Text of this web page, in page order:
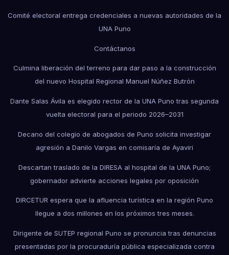
Comité electoral entrega credenciales a nuevas autoridades de la
UNA Puno
Contáctanos
Culmina liberación del terreno para dar paso a la construcción
del nuevo Hospital Regional Manuel Núñez Butrón
Dante Salas Ávila es elegido rector de la UNA Puno tras segunda
vuelta electoral para el periodo 2026–2031
Decano del colegio de abogados de Puno solicita investigar
agresión a Danilo Vargas en comisaría de Ayaviri
Descartan traslado de la DIRESA al hospital de la UNA Puno;
gobernador advierte acciones legales por oposición
DIRCETUR espera que la afluencia turística en la región Puno
llegue a dos millones en los próximos tres meses.
Dirigente de SUTEP regional Puno se pronuncia tras denuncias
presentadas por la procuraduría pública especializada contra